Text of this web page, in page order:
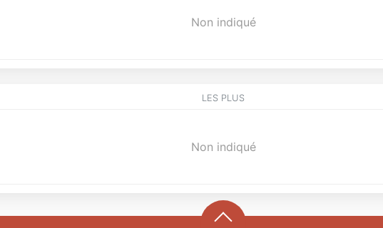
Non indiqué
LES PLUS
Non indiqué